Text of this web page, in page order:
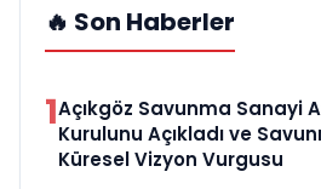
🔥 Son Haberler
1Açıkgöz Savunma Sanayi
Kurulunu Açıkladı ve
Küresel Vizyon Vurgusu